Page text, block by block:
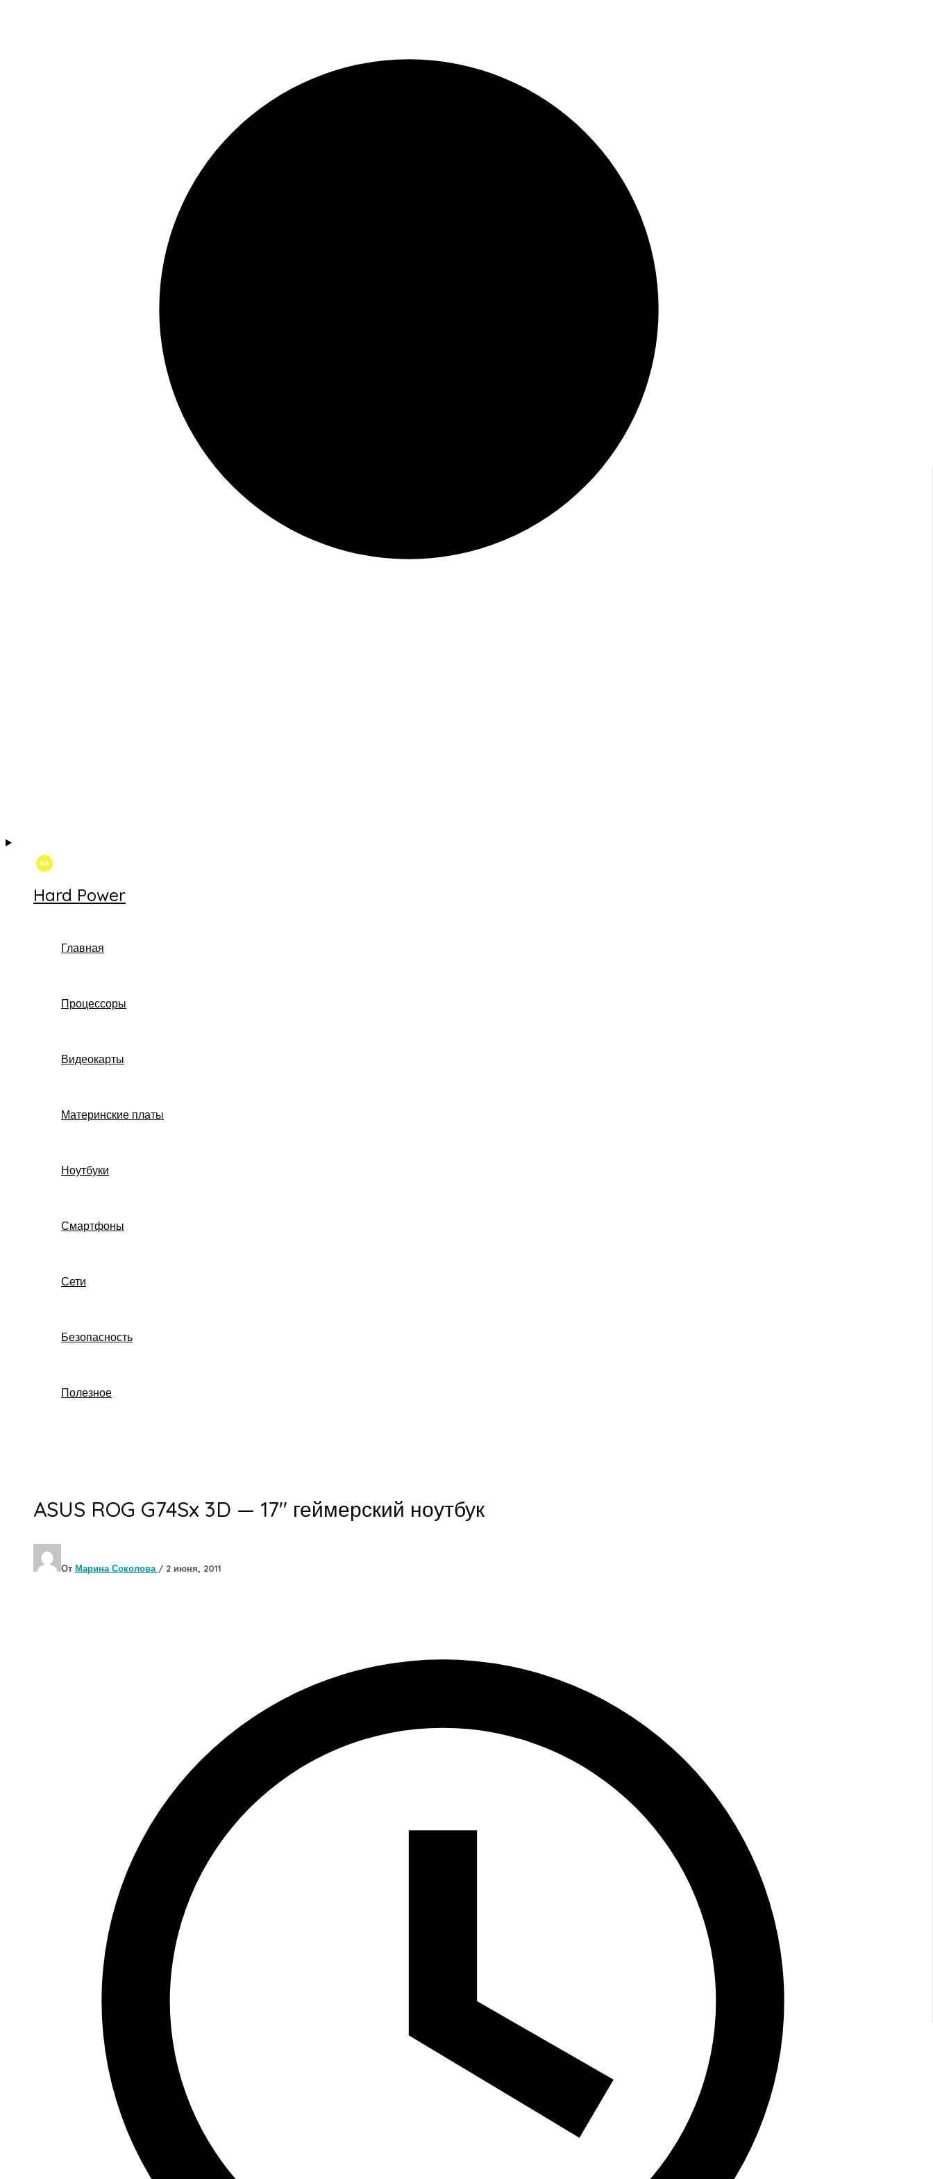
Hard Power
Главная
Процессоры
Видеокарты
Материнские платы
Ноутбуки
Смартфоны
Сети
Безопасность
Полезное
ASUS ROG G74Sx 3D — 17″ геймерский ноутбук
От Марина Соколова / 2 июня, 2011